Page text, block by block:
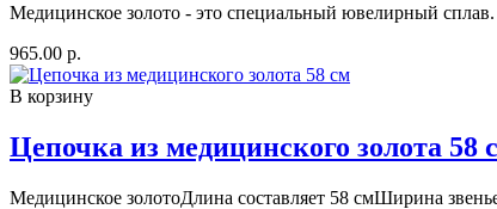
Медицинское золото - это специальный ювелирный
965.00 р.
В корзину
Цепочка из медицинского золота 58
Медицинское золотоДлина составляет 58 смШирина